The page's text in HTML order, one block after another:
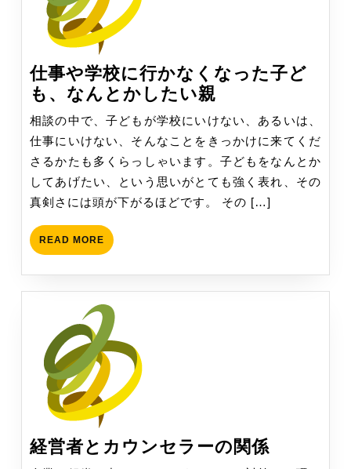
仕事や学校に行かなくなった子ど
も、なんとかしたい親
事
や
学
校
に
行
く
な
ん
と
相談の中で、子どもが学校にいけない、あるいは、
仕事にいけない、そんなことをきっかけに来てくだ
さるかたも多くらっしゃいます。子どもをなんとか
してあげたい、という思いがとても強く表れ、その
真剣さには頭が下がるほどです。 その […]
READ MORE READ
MORE
経営者とカウンセラーの関係